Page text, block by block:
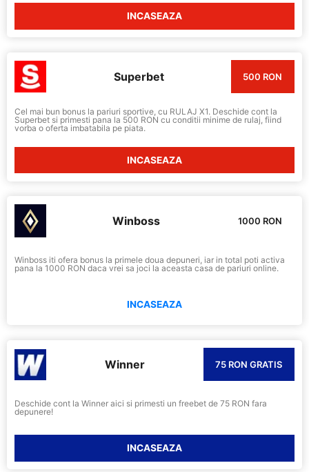
INCASEAZA
Superbet 500 RON
Cel mai bun bonus la pariuri sportive, cu RULAJ X1. Deschide cont la
Superbet si primesti pana la 500 RON cu conditii minime de rulaj, fiind
vorba o oferta imbatabila pe piata.
INCASEAZA
Winboss 1000 RON
Winboss iti ofera bonus la primele doua depuneri, iar in total poti activa
pana la 1000 RON daca vrei sa joci la aceasta casa de pariuri online.
INCASEAZA
Winner 75 RON GRATIS
Deschide cont la Winner aici si primesti un freebet de 75 RON fara
depunere!
INCASEAZA